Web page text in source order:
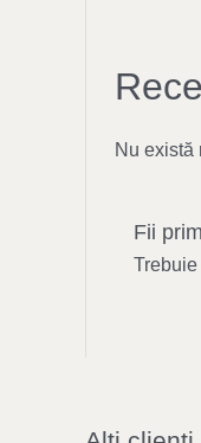
Nu există
Fii
Trebuie